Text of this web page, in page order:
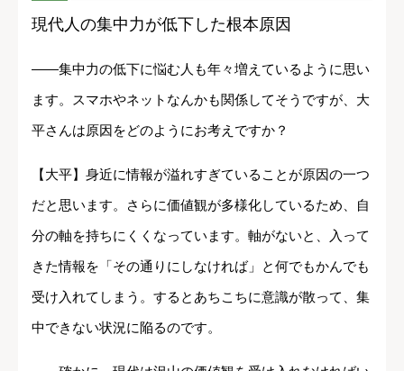
現代人の集中力が低下した根本原因
――集中力の低下に悩む人も年々増えているように思い
ます。スマホやネットなんかも関係してそうですが、大
平さんは原因をどのようにお考えですか？
【大平】身近に情報が溢れすぎていることが原因の一つ
だと思います。さらに価値観が多様化しているため、自
分の軸を持ちにくくなっています。軸がないと、入って
きた情報を「その通りにしなければ」と何でもかんでも
受け入れてしまう。するとあちこちに意識が散って、集
中できない状況に陥るのです。